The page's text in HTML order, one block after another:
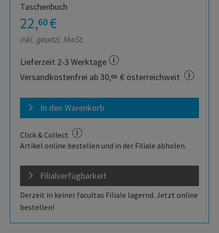
Taschenbuch
22,60€
inkl. gesetzl. MwSt.
Lieferzeit 2-3 Werktage
Versandkostenfrei ab 30,00 € österreichweit
In den Warenkorb
Click & Collect
Artikel online bestellen und in der Filiale abholen.
Filialverfügbarkeit
Derzeit in keiner facultas Filiale lagernd. Jetzt online
bestellen!